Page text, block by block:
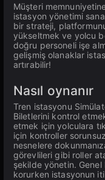
Müşteri
istasyon yönetimi
bir strateji,
yükseltmek ve yolcu
doğru personeli işe
gelişmiş olanaklar
artırabilir!
Nasıl oynanır
Tren istasyonu
Biletlerini kontrol
etmek için yolculara
için kontroller
nesnelere
görevlileri gibi roller
şekilde yönetin.
korurken istasyonun